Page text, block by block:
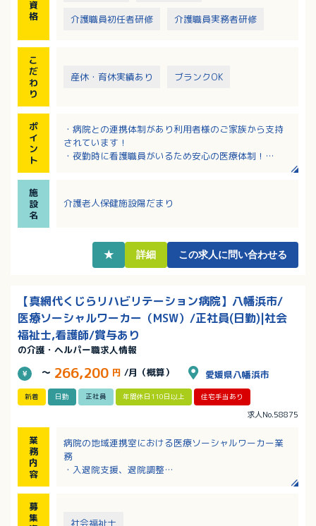
資
格
介護職員初任者研修 介護職員実務者研修
こ
だ
わ
り
産休・育休実績あり ブランクOK
ポ
イ
ン
ト
・病院との連携体制があり利用者様のご家族から支持
されています！
・夜勤時に看護職員がいるため安心の医療体制！
・賞与4ヶ月！しっかり収入を得たい方におすすめ！
施
設
名
介護老人保健施設陽だまり
★ 詳細 この求人に問い合わせる
【真網代くじらリハビリテーション病院】八幡浜市/
医療ソーシャルワーカー（MSW）/正社員(日勤)|社会
福祉士,看護師/賞与あり
の介護・ヘルパー職求人情報
～ 266,200 円 /月（概算） 愛媛県八幡浜市
新着 日勤 正社員 年間休日110日以上 住宅手当あり
求人No.58875
業
務
内
容
病院の地域連携室における医療ソーシャルワーカー業
務
・入退院支援、退院調整
・カンファレンスへの参加
募
集
社会福祉士